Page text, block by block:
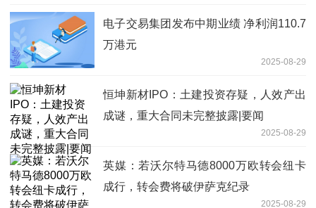
电子交易集团发布中期业绩 净利润110.7
万港元
2025-08-29
恒坤新材IPO：土建投资存疑，人效产出
成谜，重大合同未完整披露|要闻
2025-08-29
英媒：若沃尔特马德8000万欧转会纽卡
成行，转会费将破伊萨克纪录
2025-08-29